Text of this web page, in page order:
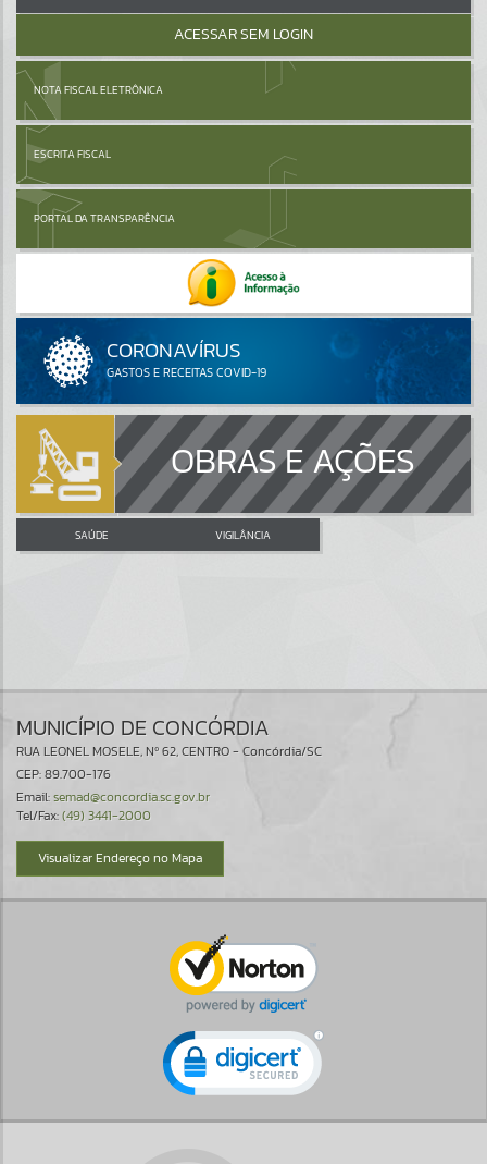
ACESSAR SEM LOGIN
NOTA FISCAL ELETRÔNICA
ESCRITA FISCAL
PORTAL DA TRANSPARÊNCIA
OBRAS E AÇÕES
SAÚDE VIGILÂNCIA
MUNICÍPIO DE CONCÓRDIA
RUA LEONEL MOSELE, Nº 62, CENTRO - Concórdia/SC
CEP: 89.700-176
Email:semad@concordia.sc.gov.br
Tel/Fax:(49) 3441-2000
Visualizar Endereço no Mapa